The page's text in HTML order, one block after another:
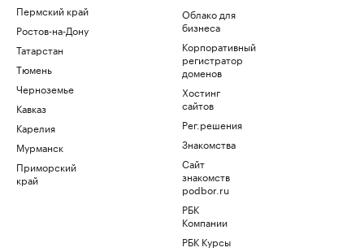
Пермский край
Ростов-на-Дону
Татарстан
Тюмень
Черноземье
Кавказ
Карелия
Мурманск
Приморский
край
Облако для
бизнеса
Корпоративный
регистратор
доменов
Хостинг
сайтов
Рег.решения
Знакомства
Сайт
знакомств
podbor.ru
РБК
Компании
РБК Курсы